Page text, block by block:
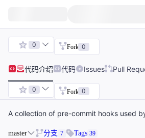
0 Fork 0
代码介绍 代码 Issues Pull
0 Fork 0
A collection of pre-commit hooks used
master 分支 7 Tags 39